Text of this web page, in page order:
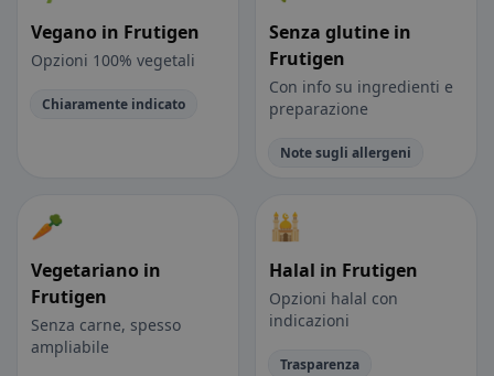
Vegano in Frutigen
Opzioni 100% vegetali
Chiaramente indicato
Senza glutine in
Frutigen
Con info su ingredienti e
preparazione
Note sugli allergeni
🥕
Vegetariano in
Frutigen
Senza carne, spesso
ampliabile
🕌
Halal in Frutigen
Opzioni halal con
indicazioni
Trasparenza